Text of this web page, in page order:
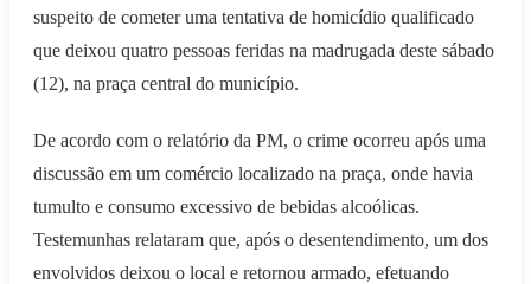
suspeito de cometer uma tentativa de homicídio qualificado
que deixou quatro pessoas feridas na madrugada deste sábado
(12), na praça central do município.
De acordo com o relatório da PM, o crime ocorreu após uma
discussão em um comércio localizado na praça, onde havia
tumulto e consumo excessivo de bebidas alcoólicas.
Testemunhas relataram que, após o desentendimento, um dos
envolvidos deixou o local e retornou armado, efetuando